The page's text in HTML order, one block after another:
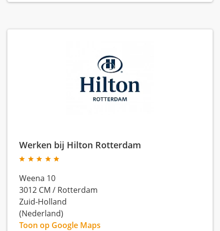
Werken bij Hilton Rotterdam
Weena 10
3012 CM / Rotterdam
Zuid-Holland
(Nederland)
Toon op Google Maps